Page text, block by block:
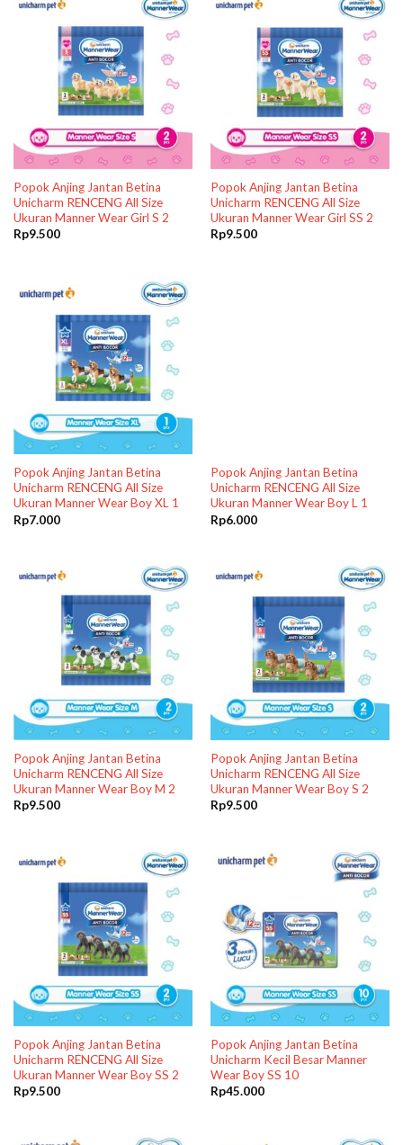
Popok Anjing Jantan Betina
Unicharm RENCENG All Size
Ukuran Manner Wear Girl S 2
Rp9.500
Popok Anjing Jantan Betina
Unicharm RENCENG All Size
Ukuran Manner Wear Girl SS 2
Rp9.500
Popok Anjing Jantan Betina
Unicharm RENCENG All Size
Ukuran Manner Wear Boy XL 1
Rp7.000
Popok Anjing Jantan Betina
Unicharm RENCENG All Size
Ukuran Manner Wear Boy L 1
Rp6.000
Popok Anjing Jantan Betina
Unicharm RENCENG All Size
Ukuran Manner Wear Boy M 2
Rp9.500
Popok Anjing Jantan Betina
Unicharm RENCENG All Size
Ukuran Manner Wear Boy S 2
Rp9.500
Popok Anjing Jantan Betina
Unicharm RENCENG All Size
Ukuran Manner Wear Boy SS 2
Rp9.500
Popok Anjing Jantan Betina
Unicharm Kecil Besar Manner
Wear Boy SS 10
Rp45.000